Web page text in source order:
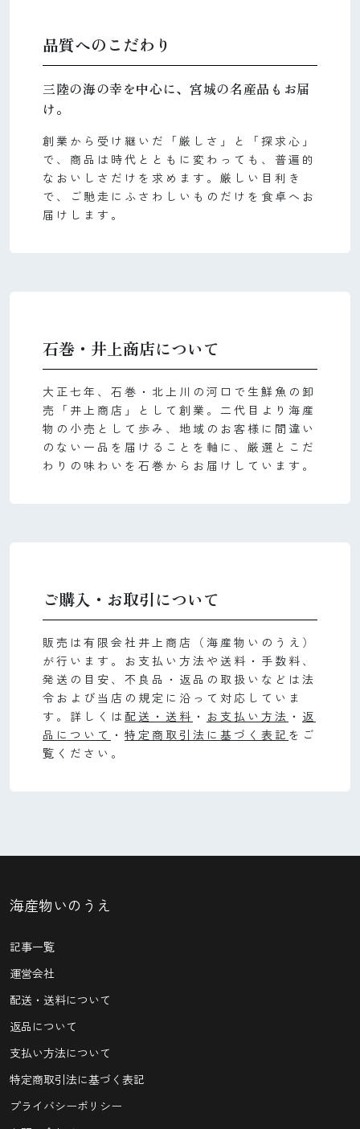
品質へのこだわり
三陸の海の幸を中心に、宮城の名産品もお届
け。
創業から受け継いだ「厳しさ」と「探求心」
で、商品は時代とともに変わっても、普遍的
なおいしさだけを求めます。厳しい目利き
で、ご馳走にふさわしいものだけを食卓へお
届けします。
石巻・井上商店について
大正七年、石巻・北上川の河口で生鮮魚の卸
売「井上商店」として創業。二代目より海産
物の小売として歩み、地域のお客様に間違い
のない一品を届けることを軸に、厳選とこだ
わりの味わいを石巻からお届けしています。
ご購入・お取引について
販売は有限会社井上商店（海産物いのうえ）
が行います。お支払い方法や送料・手数料、
発送の目安、不良品・返品の取扱いなどは法
令および当店の規定に沿って対応していま
す。詳しくは 配送・送料 ・ お支払い方法 ・ 返
品について ・ 特定商取引法に基づく表記 をご
覧ください。
海産物いのうえ
記事一覧
運営会社
配送・送料について
返品について
支払い方法について
特定商取引法に基づく表記
プライバシーポリシー